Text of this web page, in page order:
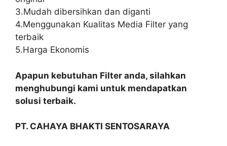
3.Mudah dibersihkan dan diganti
4.Menggunakan Kualitas Media Filter yang
terbaik
5.Harga Ekonomis
Apapun kebutuhan Filter anda, silahkan
menghubungi kami untuk mendapatkan
solusi terbaik.
PT. CAHAYA BHAKTI SENTOSARAYA